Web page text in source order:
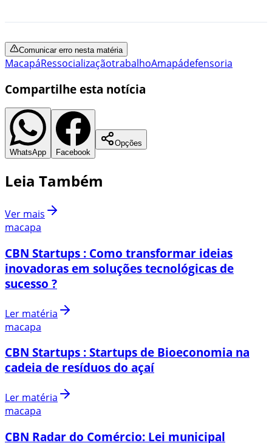
Comunicar erro nesta matéria
MacapáRessocializaçãotrabalhoAmapádefensoria
Compartilhe esta notícia
WhatsApp Facebook
Opções
Leia Também
Ver mais
macapa
CBN Startups : Como transformar ideias
inovadoras em soluções tecnológicas de
sucesso ?
Ler matéria
macapa
CBN Startups : Startups de Bioeconomia na
cadeia de resíduos do açaí
Ler matéria
macapa
CBN Radar do Comércio: Lei municipal